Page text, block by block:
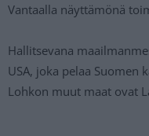
Vantaalla näyttämönä
Hallitsevana
USA, joka pelaa Suomen
Lohkon muut maat ovat